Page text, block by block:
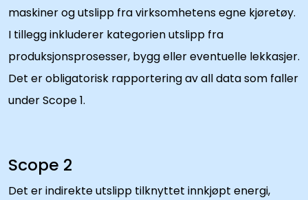
maskiner og utslipp fra virksomhetens egne kjøretøy.
I tillegg inkluderer kategorien utslipp fra
produksjonsprosesser, bygg eller eventuelle lekkasjer.
Det er obligatorisk rapportering av all data som faller
under Scope 1.
Scope 2
Det er indirekte utslipp tilknyttet innkjøpt energi,